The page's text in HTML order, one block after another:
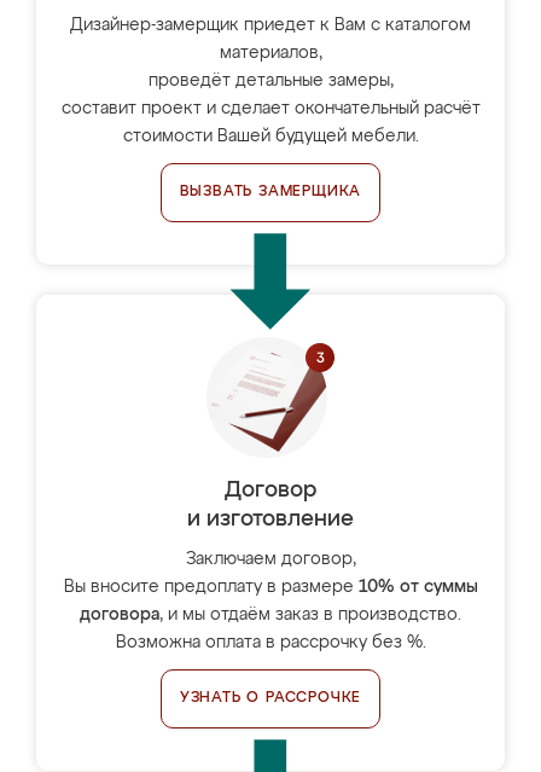
Дизайнер-замерщик приедет к Вам с каталогом
материалов,
проведёт детальные замеры,
составит проект и сделает окончательный расчёт
стоимости Вашей будущей мебели.
ВЫЗВАТЬ ЗАМЕРЩИКА
Договор
и изготовление
Заключаем договор,
Вы вносите предоплату в размере 10% от суммы
договора, и мы отдаём заказ в производство.
Возможна оплата в рассрочку без %.
УЗНАТЬ О РАССРОЧКЕ